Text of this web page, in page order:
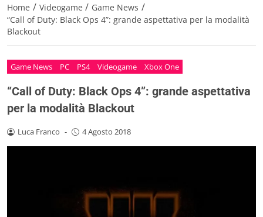
Home / Videogame / Game News /
“Call of Duty: Black Ops 4”: grande aspettativa per la modalità
Blackout
Game News PC PS4 Videogame Xbox One
“Call of Duty: Black Ops 4”: grande aspettativa
per la modalità Blackout
Luca Franco - 4 Agosto 2018